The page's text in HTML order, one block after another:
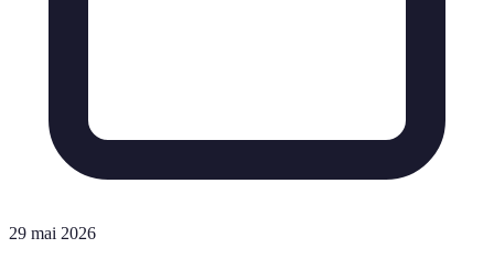
29 mai 2026